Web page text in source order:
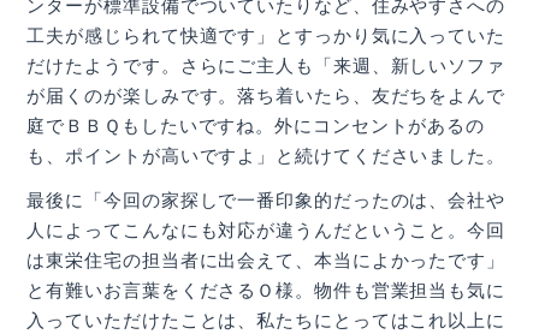
ンターが標準設備でついていたりなど、住みやすさへの
工夫が感じられて快適です」とすっかり気に入っていた
だけたようです。さらにご主人も「来週、新しいソファ
が届くのが楽しみです。落ち着いたら、友だちをよんで
庭でＢＢＱもしたいですね。外にコンセントがあるの
も、ポイントが高いですよ」と続けてくださいました。
最後に「今回の家探しで一番印象的だったのは、会社や
人によってこんなにも対応が違うんだということ。今回
は東栄住宅の担当者に出会えて、本当によかったです」
と有難いお言葉をくださるＯ様。物件も営業担当も気に
入っていただけたことは、私たちにとってはこれ以上に